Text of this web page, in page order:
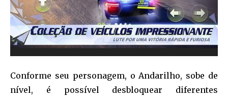
Conforme seu personagem, o Andarilho, sobe de
nível, é possível desbloquear diferentes